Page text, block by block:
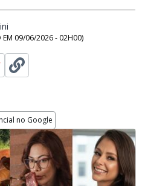
09/06/2026 - 02H00)
no Google